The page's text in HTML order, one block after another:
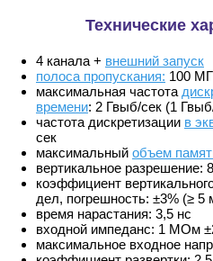
Технические
4 канала + внешний запуск
полоса пропускания: 100
максимальная частота
времени: 2 Гвыб/сек (1
частота дискретизации в
сек
максимальный объем
вертикальное разрешение:
коэффициент
дел, погрешность: ±3% (≥ 5
время нарастания: 3,5 нс
входной импеданс: 1 MОм
максимальное входное